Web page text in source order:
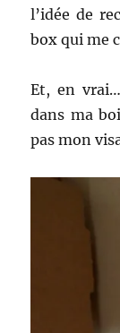
l’idée de
box qui me
Et, en
dans ma
pas mon